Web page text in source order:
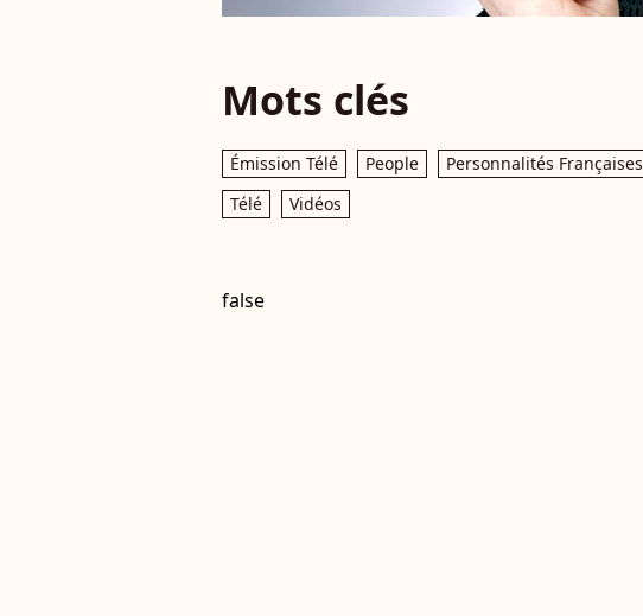
Mots clés
Émission Télé People Personnalités Françaises
Télé
Vidéos
false